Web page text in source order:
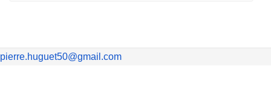
pierre.huguet50@gmail.com